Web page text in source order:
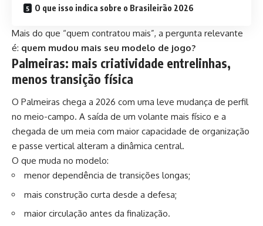
O que isso indica sobre o Brasileirão 2026
Mais do que “quem contratou mais”, a pergunta relevante
é: quem mudou mais seu modelo de jogo?
Palmeiras: mais criatividade entrelinhas,
menos transição física
O Palmeiras chega a 2026 com uma leve mudança de perfil
no meio-campo. A saída de um volante mais físico e a
chegada de um meia com maior capacidade de organização
e passe vertical alteram a dinâmica central.
O que muda no modelo:
menor dependência de transições longas;
mais construção curta desde a defesa;
maior circulação antes da finalização.